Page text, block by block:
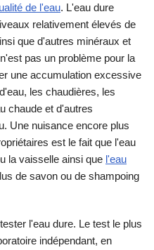
de l'eau. L'eau dure
relativement élevés de
que d'autres minéraux et
pas un problème pour la
une accumulation excessive
les chaudières, les
chaude et d'autres
Une nuisance encore plus
est le fait que l'eau
la vaisselle ainsi que l'eau
de savon ou de shampoing
l'eau dure. Le test le plus
indépendant, en